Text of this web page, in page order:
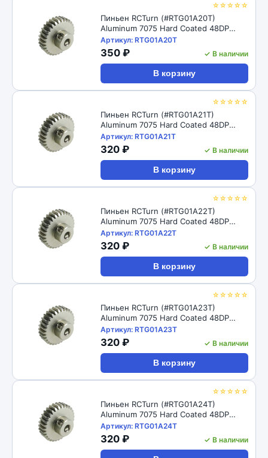
☆☆☆☆☆
Пиньен RCTurn (#RTG01A20T)
Aluminum 7075 Hard Coated 48DP
Motor Pinions Gear - Ti Gold
Артикул: RTG01A20T
350 ₽ ✓ В наличии
В корзину
☆☆☆☆☆
Пиньен RCTurn (#RTG01A21T)
Aluminum 7075 Hard Coated 48DP
Motor Pinions Gear - Ti Gold
Артикул: RTG01A21T
320 ₽ ✓ В наличии
В корзину
☆☆☆☆☆
Пиньен RCTurn (#RTG01A22T)
Aluminum 7075 Hard Coated 48DP
Motor Pinions Gear - Ti Gold
Артикул: RTG01A22T
320 ₽ ✓ В наличии
В корзину
☆☆☆☆☆
Пиньен RCTurn (#RTG01A23T)
Aluminum 7075 Hard Coated 48DP
Motor Pinions Gear - Ti Gold
Артикул: RTG01A23T
320 ₽ ✓ В наличии
В корзину
☆☆☆☆☆
Пиньен RCTurn (#RTG01A24T)
Aluminum 7075 Hard Coated 48DP
Motor Pinions Gear - Ti Gold
Артикул: RTG01A24T
320 ₽ ✓ В наличии